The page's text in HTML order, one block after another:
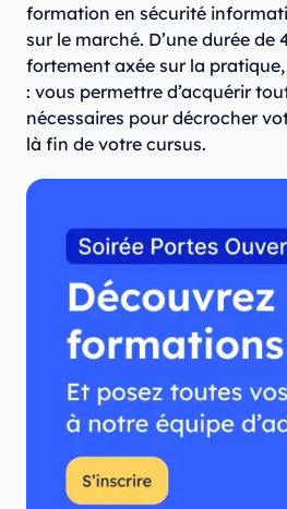
formation en sécurité
sur le marché. D’une durée de
fortement axée sur la
: vous permettre d’acquérir
nécessaires pour décrocher
là fin de votre cursus.